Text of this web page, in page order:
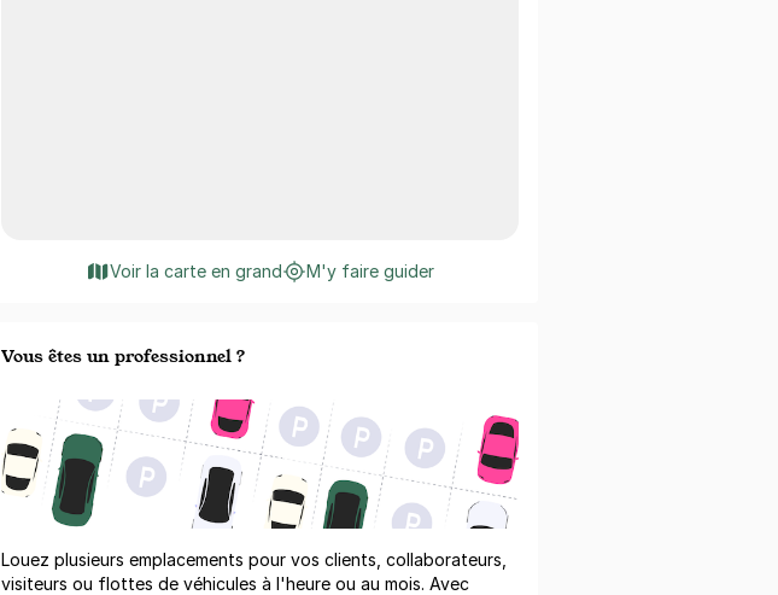
Voir la carte en grand M'y faire guider
Vous êtes un professionnel ?
Louez plusieurs emplacements pour vos clients, collaborateurs,
visiteurs ou flottes de véhicules à l'heure ou au mois. Avec